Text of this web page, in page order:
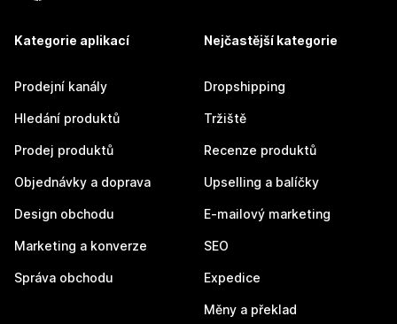
Kategorie aplikací
Prodejní kanály
Hledání produktů
Prodej produktů
Objednávky a doprava
Design obchodu
Marketing a konverze
Správa obchodu
Nejčastější kategorie
Dropshipping
Tržiště
Recenze produktů
Upselling a balíčky
E-mailový marketing
SEO
Expedice
Měny a překlad